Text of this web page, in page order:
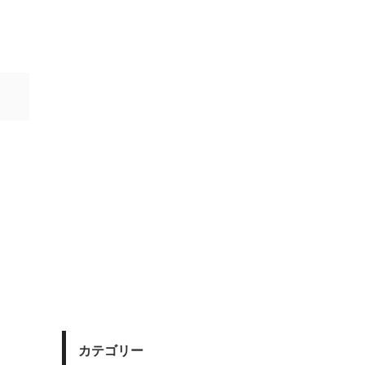
カテゴリー